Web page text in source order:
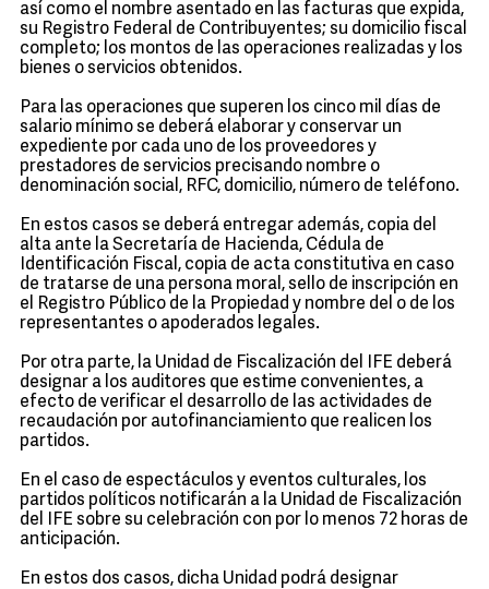
así como el nombre asentado en las facturas que expida,
su Registro Federal de Contribuyentes; su domicilio fiscal
completo; los montos de las operaciones realizadas y los
bienes o servicios obtenidos.
Para las operaciones que superen los cinco mil días de
salario mínimo se deberá elaborar y conservar un
expediente por cada uno de los proveedores y
prestadores de servicios precisando nombre o
denominación social, RFC, domicilio, número de teléfono.
En estos casos se deberá entregar además, copia del
alta ante la Secretaría de Hacienda, Cédula de
Identificación Fiscal, copia de acta constitutiva en caso
de tratarse de una persona moral, sello de inscripción en
el Registro Público de la Propiedad y nombre del o de los
representantes o apoderados legales.
Por otra parte, la Unidad de Fiscalización del IFE deberá
designar a los auditores que estime convenientes, a
efecto de verificar el desarrollo de las actividades de
recaudación por autofinanciamiento que realicen los
partidos.
En el caso de espectáculos y eventos culturales, los
partidos políticos notificarán a la Unidad de Fiscalización
del IFE sobre su celebración con por lo menos 72 horas de
anticipación.
En estos dos casos, dicha Unidad podrá designar